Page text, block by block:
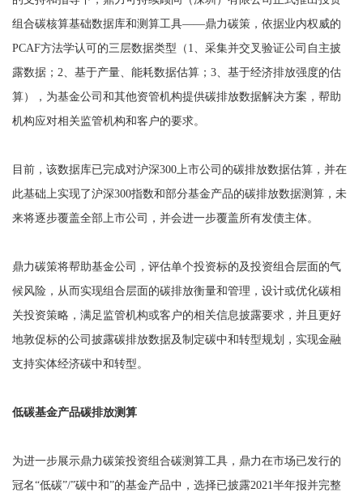
组合碳核算基础数据库和测算工具——鼎力碳策，依据业内权威的
PCAF方法学认可的三层数据类型（1、采集并交叉验证公司自主披
露数据；2、基于产量、能耗数据估算；3、基于经济排放强度的估
算），为基金公司和其他资管机构提供碳排放数据解决方案，帮助
机构应对相关监管机构和客户的要求。
目前，该数据库已完成对沪深300上市公司的碳排放数据估算，并在
此基础上实现了沪深300指数和部分基金产品的碳排放数据测算，未
来将逐步覆盖全部上市公司，并会进一步覆盖所有发债主体。
鼎力碳策将帮助基金公司，评估单个投资标的及投资组合层面的气
候风险，从而实现组合层面的碳排放衡量和管理，设计或优化碳相
关投资策略，满足监管机构或客户的相关信息披露要求，并且更好
地敦促标的公司披露碳排放数据及制定碳中和转型规划，实现金融
支持实体经济碳中和转型。
低碳基金产品碳排放测算
为进一步展示鼎力碳策投资组合碳测算工具，鼎力在市场已发行的
冠名“低碳”/”碳中和”的基金产品中，选择已披露2021半年报并完整